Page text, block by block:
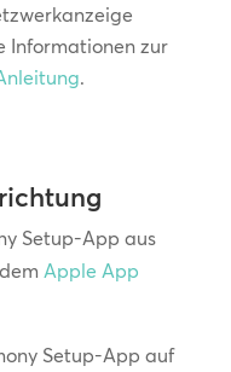
Informationen zur
.
Setup-App aus
Apple App
Setup-App auf